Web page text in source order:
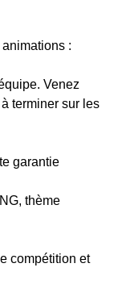
:
Venez
terminer sur les
garantie
thème
compétition et